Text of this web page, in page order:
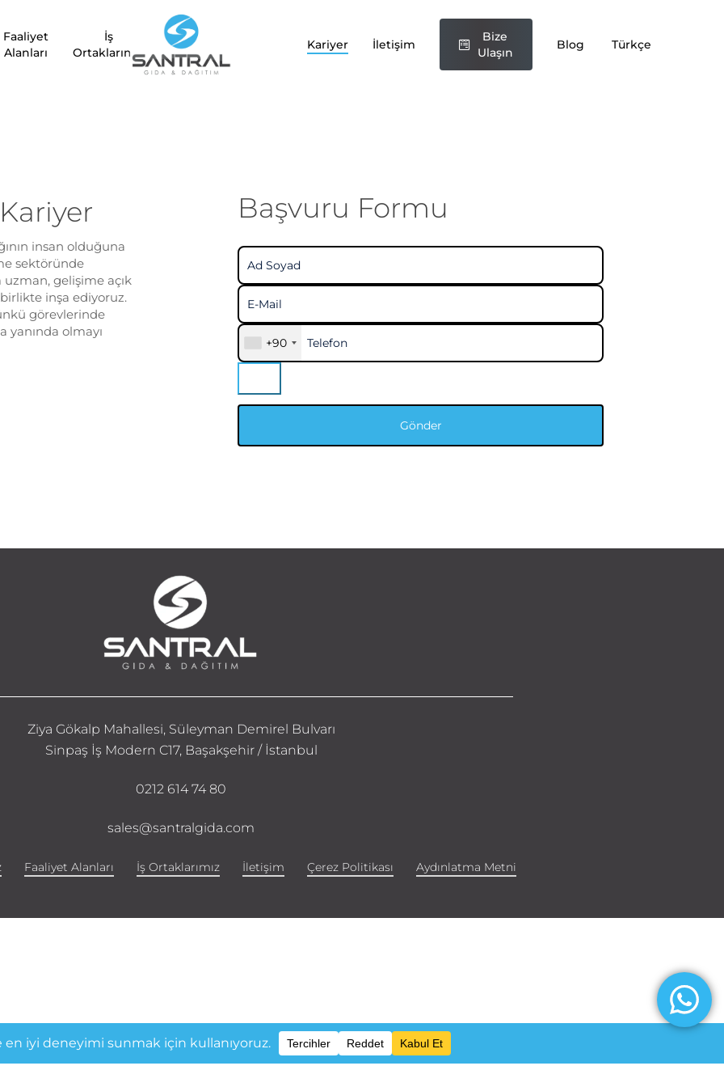
Faaliyet
Alanları
İş
Ortaklarımız
Kariyer İletişim
Bize
Ulaşın
Blog Türkçe
insan olduğuna
sektöründe
gelişime açık
inşa ediyoruz.
görevlerinde
yanında olmayı
Başvuru Formu
+90
Ziya Gökalp Mahallesi, Süleyman Demirel Bulvarı
Sinpaş İş Modern C17, Başakşehir / İstanbul
0212 614 74 80
sales@santralgida.com
Faaliyet Alanları İş Ortaklarımız İletişim Çerez Politikası Aydınlatma Metni